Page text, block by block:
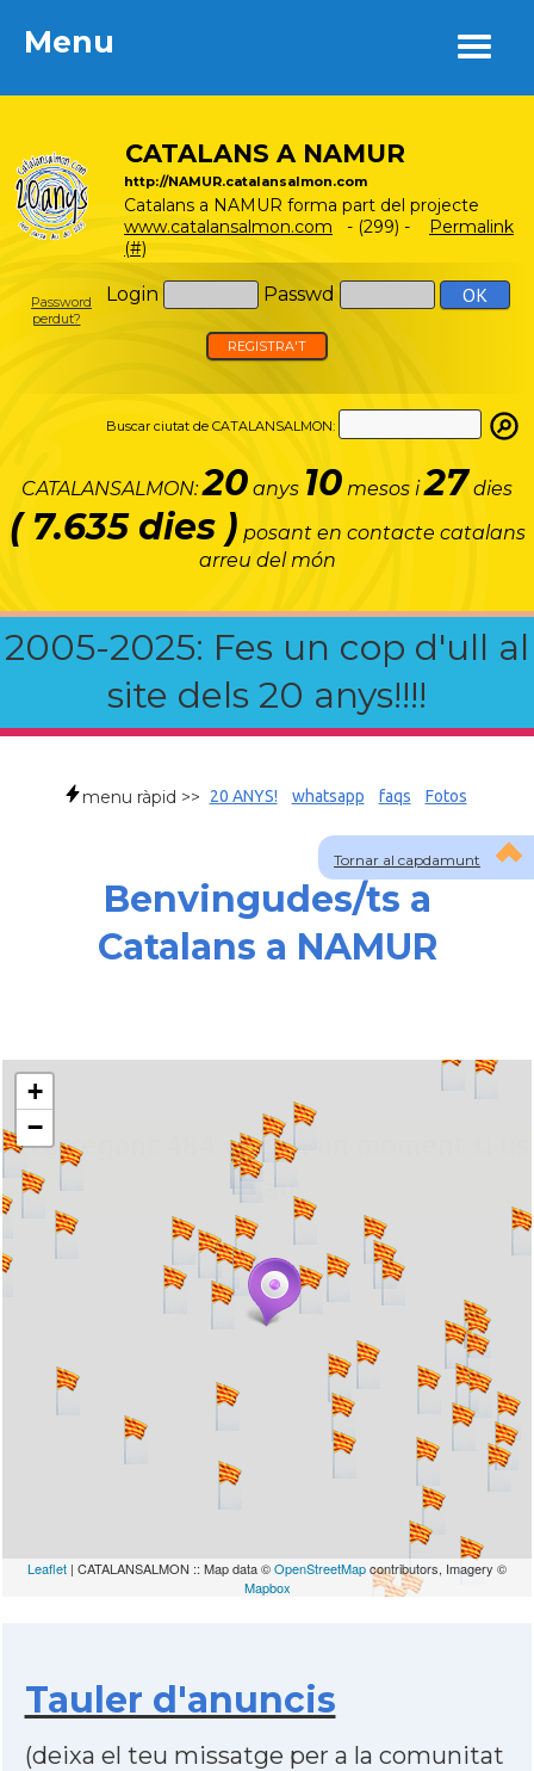
Menu
CATALANS A NAMUR
http://NAMUR.catalansalmon.com
Catalans a NAMUR forma part del projecte
www.catalansalmon.com - (299) - Permalink
(#)
Login Passwd
Password
perdut?
REGISTRA'T
Buscar ciutat de CATALANSALMON:
CATALANSALMON:20 anys 10 mesos i27 dies
( 7.635 dies ) posant en contacte catalans
arreu del món
2005-2025: Fes un cop d'ull al
site dels 20 anys!!!!
Menu
Tornar al capdamunt
menu ràpid >> 20 ANYS! whatsapp faqs Fotos
Benvingudes/ts a
Catalans a NAMUR
... carregant 484 webs... un moment si us
plau
+
−
Leaflet | CATALANSALMON :: Map data ©OpenStreetMapcontributors, Imagery ©
Mapbox
Tauler d'anuncis
(deixa el teu missatge per a la comunitat